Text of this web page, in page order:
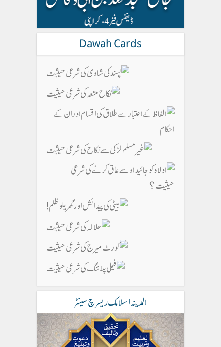
Dawah Cards
المدینہ اسلامک ریسرچ سینٹر